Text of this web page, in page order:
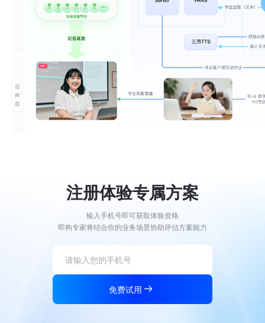
注册体验专属方案
输入手机号即可获取体验资格
即构专家将结合你的业务场景协助评估方案能力
免费试用